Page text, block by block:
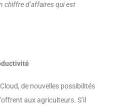
chiffre d’affaires qui est
de nouvelles possibilités
aux agriculteurs. S’il